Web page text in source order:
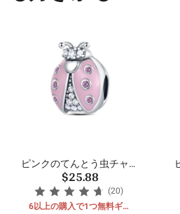
ピンクのてんとう虫チャー
ム ビーズ
$25.88
(20)
6以上の購入で1つ無料ギフ